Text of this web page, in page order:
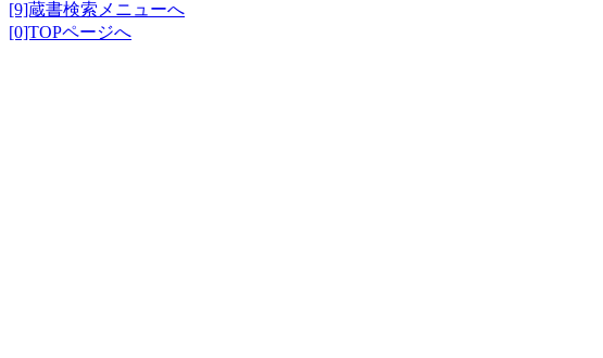
[9]蔵書検索メニューへ
[0]TOPページへ